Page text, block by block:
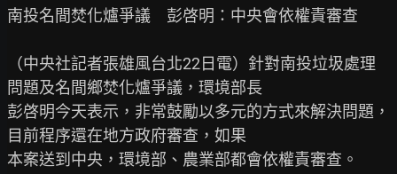
南投名間焚化爐爭議　彭啓明：中央會依權責審查
（中央社記者張雄風台北22日電）針對南投垃圾處理
問題及名間鄉焚化爐爭議，環境部長
彭啓明今天表示，非常鼓勵以多元的方式來解決問題，
目前程序還在地方政府審查，如果
本案送到中央，環境部、農業部都會依權責審查。